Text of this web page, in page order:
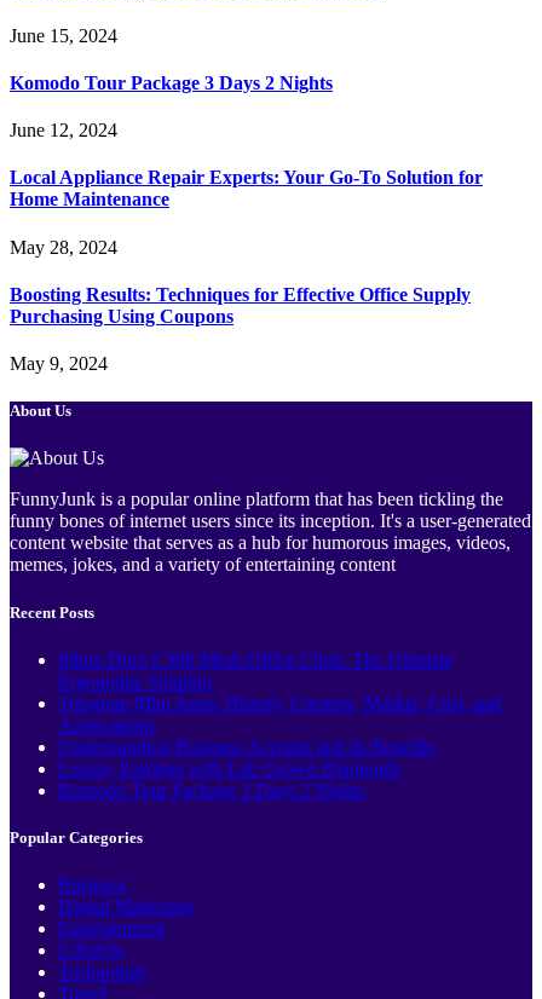
June 15, 2024
Komodo Tour Package 3 Days 2 Nights
June 12, 2024
Local Appliance Repair Experts: Your Go-To Solution for
Home Maintenance
May 28, 2024
Boosting Results: Techniques for Effective Office Supply
Purchasing Using Coupons
May 9, 2024
About Us
FunnyJunk is a popular online platform that has been tickling the
funny bones of internet users since its inception. It's a user-generated
content website that serves as a hub for humorous images, videos,
memes, jokes, and a variety of entertaining content
Recent Posts
Sihoo Doro C300 Mesh Office Chair: The Ultimate
Ergonomic Solution
Telegram Mini Apps: History, Creators, Market, Cost, and
Applications
Understanding Business Account and its Benefits
Luxury Earrings with Lab Grown Diamonds
Komodo Tour Package 3 Days 2 Nights
Popular Categories
Business
Digital Marketing
Entertainment
Lifestyle
Technology
Travel